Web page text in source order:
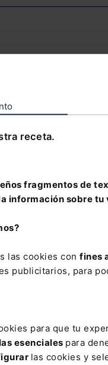
receta.
fragmentos de
información sobre tu
las cookies con fines
publicitarios, para
para que tu
esenciales para
las cookies y
ADMINISTRACIÓN
BANCARIA
INADECUADOS